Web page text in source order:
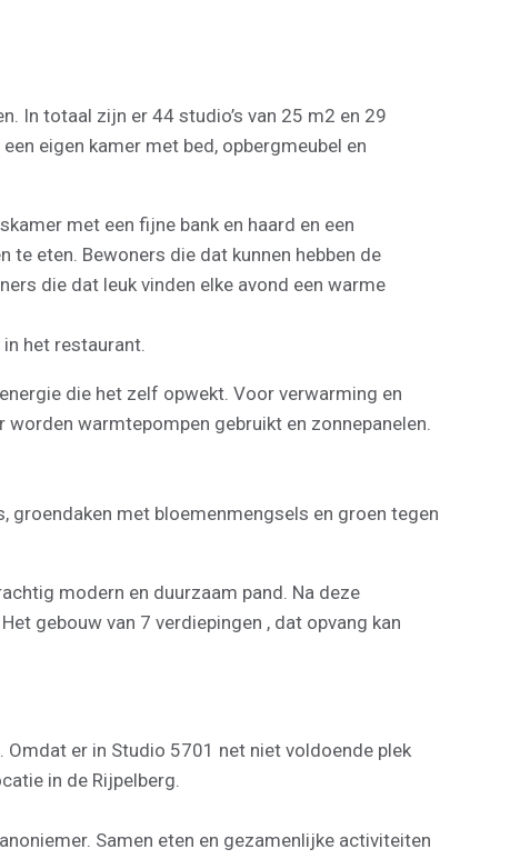
In totaal zijn er 44 studio’s van 25 m2 en 29
eigen kamer met bed, opbergmeubel en
met een fijne bank en haard en een
eten. Bewoners die dat kunnen hebben de
die dat leuk vinden elke avond een warme
het restaurant.
die het zelf opwekt. Voor verwarming en
warmtepompen gebruikt en zonnepanelen.
groendaken met bloemenmengsels en groen tegen
modern en duurzaam pand. Na deze
gebouw van 7 verdiepingen , dat opvang kan
Omdat er in Studio 5701 net niet voldoende plek
in de Rijpelberg.
Samen eten en gezamenlijke activiteiten